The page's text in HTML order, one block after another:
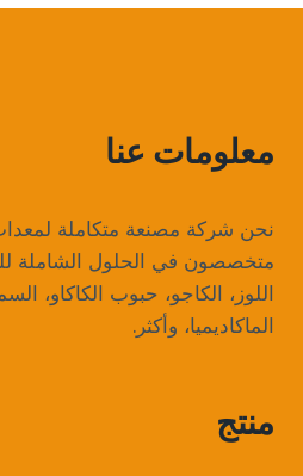
معلومات عنا
نحن شركة مصنعة متكاملة
متخصصون في الحلول الشاملة
اللوز، الكاجو، حبوب الكاكاو،
الماكاديميا، وأكثر.
منتج